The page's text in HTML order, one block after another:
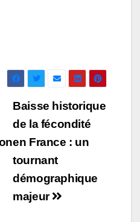
Baisse historique
de la fécondité
en France : un
tournant
démographique
majeur